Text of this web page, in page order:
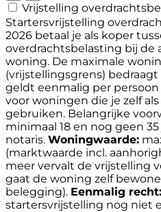
Vrijstelling
Startersvrijstelling
2026 betaal je als koper
overdrachtsbelasting bij de
woning. De maximale
(vrijstellingsgrens)
geldt eenmalig per
voor woningen die je zelf
gebruiken. Belangrijke
minimaal 18 en nog geen
notaris. Woningwaarde:
(marktwaarde incl.
meer vervalt de vrijstelling
gaat de woning zelf
belegging). Eenmalig recht:
startersvrijstelling nog niet